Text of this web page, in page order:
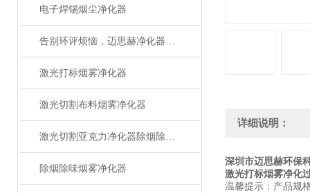
电子焊锡烟尘净化器
告别环评烦恼，迈思赫净化器助您轻松达标
激光打标烟雾净化器
激光切割布料烟雾净化器
激光切割亚克力净化器除烟除味设备
除烟除味烟雾净化器
详细说明：
深圳市迈思赫环保
激光打标烟雾净化
温馨提示：产品规